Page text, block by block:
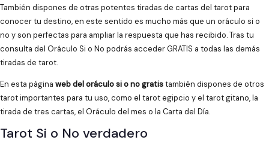
También dispones de otras potentes tiradas de cartas del tarot para
conocer tu destino, en este sentido es mucho más que un oráculo si o
no y son perfectas para ampliar la respuesta que has recibido. Tras tu
consulta del Oráculo Si o No podrás acceder GRATIS a todas las demás
tiradas de tarot.
En esta página web del oráculo si o no gratistambién dispones de otros
tarot importantes para tu uso, como el tarot egipcio y el tarot gitano, la
tirada de tres cartas, el Oráculo del mes o la Carta del Día.
Tarot Si o No verdadero